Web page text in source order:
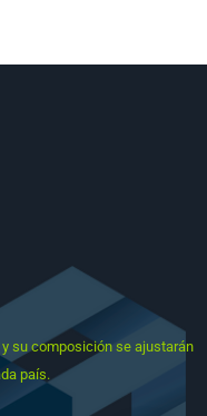
su composición se ajustarán
país.